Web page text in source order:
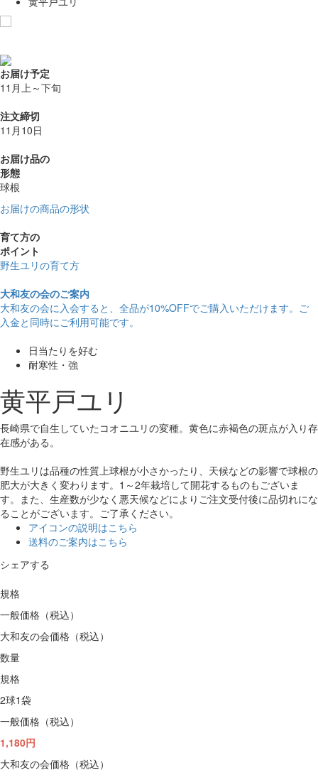
お届け予定
11月上～下旬
注文締切
11月10日
お届け品の
形態
球根
お届けの商品の形状
育て方の
ポイント
野生ユリの育て方
大和友の会のご案内
大和友の会に入会すると、 全品が10%OFFでご購入いただけます。ご
入金と同時にご利用可能です。
日当たりを好む
耐寒性・強
黄平戸ユリ
長崎県で自生していたコオニユリの変種。黄色に赤褐色の斑点が入り存
在感がある。
野生ユリは品種の性質上球根が小さかったり、天候などの影響で球根の
肥大が大きく変わります。1～2年栽培して開花するものもございま
す。また、生産数が少なく悪天候などによりご注文受付後に品切れにな
ることがございます。ご了承ください。
アイコンの説明はこちら
送料のご案内はこちら
シェアする
規格
一般価格（税込）
大和友の会価格（税込）
数量
規格
2球1袋
一般価格（税込）
1,180円
大和友の会価格（税込）